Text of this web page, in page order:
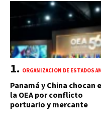
Panamá y China chocan
la OEA por conflicto
portuario y mercante